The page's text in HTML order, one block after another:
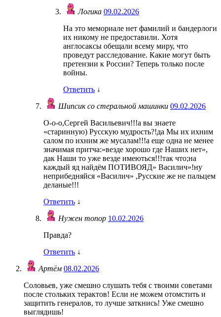
Логика 09.02.2026
На это мемориале нет фамилий и бандерлоги
их никому не предоставили. Хотя
англосаксы обещали всему миру, что
проведут расследование. Какие могут быть
претензии к России? Теперь только после
войны.
Ответить ↓
Шипсик со стеральной машинки 09.02.2026
О-о-о,Сергей Васильевич!!!а вы знаете
«старинную) Русскую мудрость?!да Мы их ихним
салом по ихним же мусалам!!!а еще одна не менее
значимая притча:»везде хорошо где Наших нет»,
дак Наши то уже везде имеються!!!так что;на
каждый яд найдём ПОТИВОЯД» Василич»!ну
неприбедняйся «Василич» ,Русские же не пальцем
деланые!!!
Ответить ↓
Нужен топор 10.02.2026
Правда?
Ответить ↓
Артём 08.02.2026
Соловьев, уже смешно слушать тебя с твоими советами
после стольких терактов! Если не можем отомстить и
защитить генералов, то лучше заткнись! Уже смешно
выглядишь!